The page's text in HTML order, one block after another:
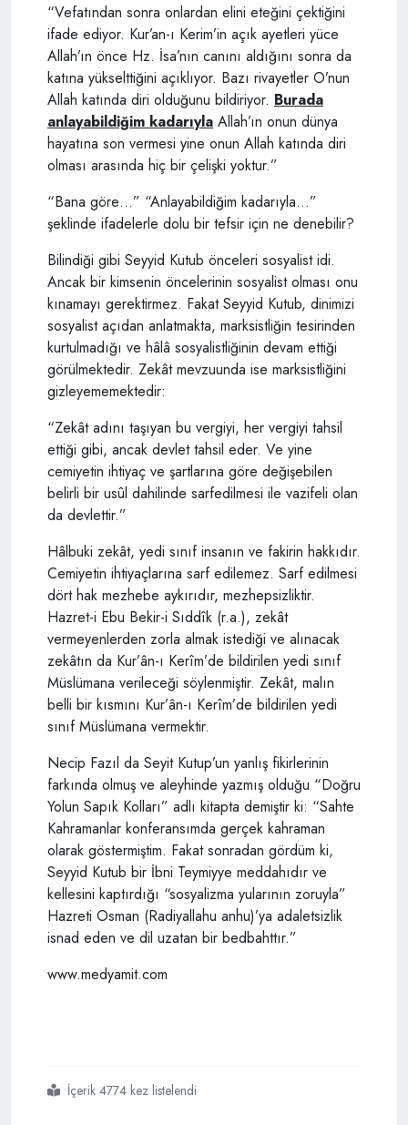
“Vefatından sonra onlardan elini eteğini çektiğini
ifade ediyor. Kur’an-ı Kerim’in açık ayetleri yüce
Allah’ın önce Hz. İsa’nın canını aldığını sonra da
katına yükselttiğini açıklıyor. Bazı rivayetler O’nun
Allah katında diri olduğunu bildiriyor. Burada
anlayabildiğim kadarıyla Allah’ın onun dünya
hayatına son vermesi yine onun Allah katında diri
olması arasında hiç bir çelişki yoktur.”
“Bana göre…” “Anlayabildiğim kadarıyla…”
şeklinde ifadelerle dolu bir tefsir için ne denebilir?
Bilindiği gibi Seyyid Kutub önceleri sosyalist idi.
Ancak bir kimsenin öncelerinin sosyalist olması onu
kınamayı gerektirmez. Fakat Seyyid Kutub, dinimizi
sosyalist açıdan anlatmakta, marksistliğin tesirinden
kurtulmadığı ve hâlâ sosyalistliğinin devam ettiği
görülmektedir. Zekât mevzuunda ise marksistliğini
gizleyememektedir:
“Zekât adını taşıyan bu vergiyi, her vergiyi tahsil
ettiği gibi, ancak devlet tahsil eder. Ve yine
cemiyetin ihtiyaç ve şartlarına göre değişebilen
belirli bir usûl dahilinde sarfedilmesi ile vazifeli olan
da devlettir.”
Hâlbuki zekât, yedi sınıf insanın ve fakirin hakkıdır.
Cemiyetin ihtiyaçlarına sarf edilemez. Sarf edilmesi
dört hak mezhebe aykırıdır, mezhepsizliktir.
Hazret-i Ebu Bekir-i Sıddîk (r.a.), zekât
vermeyenlerden zorla almak istediği ve alınacak
zekâtın da Kur’ân-ı Kerîm’de bildirilen yedi sınıf
Müslümana verileceği söylenmiştir. Zekât, malın
belli bir kısmını Kur’ân-ı Kerîm’de bildirilen yedi
sınıf Müslümana vermektir.
Necip Fazıl da Seyit Kutup’un yanlış fikirlerinin
farkında olmuş ve aleyhinde yazmış olduğu “Doğru
Yolun Sapık Kolları” adlı kitapta demiştir ki: “Sahte
Kahramanlar konferansımda gerçek kahraman
olarak göstermiştim. Fakat sonradan gördüm ki,
Seyyid Kutub bir İbni Teymiyye meddahıdır ve
kellesini kaptırdığı “sosyalizma yularının zoruyla”
Hazreti Osman (Radiyallahu anhu)’ya adaletsizlik
isnad eden ve dil uzatan bir bedbahttır.”
www.medyamit.com
#seyit
#kutup
#kahraman
#mı
#sapıkİçerik 4774 kez listelendi